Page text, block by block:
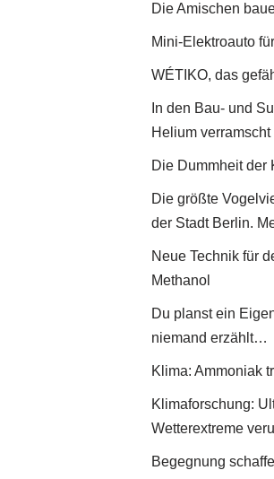
Die Amischen
Mini-Elektroauto
WÉTIKO, das
In den Bau- und
Helium verramscht
Die Dummheit der
Die größte
der Stadt Berlin.
Neue Technik für
Methanol
Du planst ein
niemand erzählt…
Klima: Ammoniak
Klimaforschung:
Wetterextreme
Begegnung